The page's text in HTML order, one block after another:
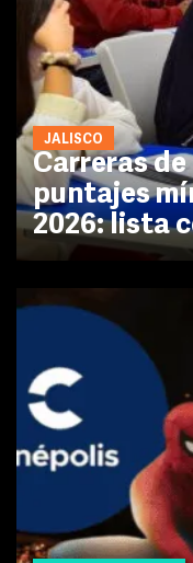
JALISCO
Carreras
puntajes
2026: lista